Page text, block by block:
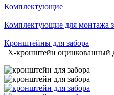
Комплектующие
Комплектующие для монтажа
Кронштейны для забора
X-кронштейн оцинкованный